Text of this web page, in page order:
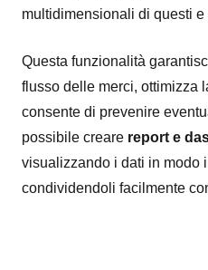
multidimensionali di questi
Questa funzionalità
flusso delle merci, ottimizza
consente di prevenire
possibile creare report e
visualizzando i dati in modo
condividendoli facilmente